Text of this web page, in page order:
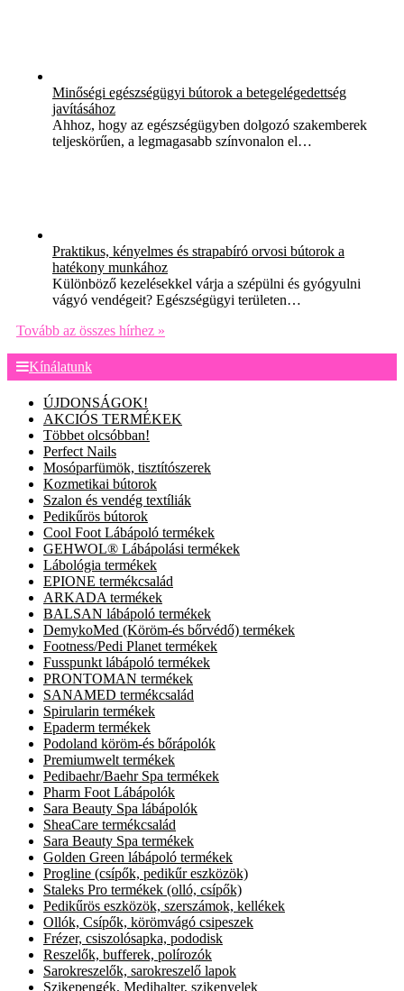
Minőségi egészségügyi bútorok a betegelégedettség
javításához
Ahhoz, hogy az egészségügyben dolgozó szakemberek
teljeskörűen, a legmagasabb színvonalon el…
Praktikus, kényelmes és strapabíró orvosi bútorok a
hatékony munkához
Különböző kezelésekkel várja a szépülni és gyógyulni
vágyó vendégeit? Egészségügyi területen…
Tovább az összes hírhez »
Kínálatunk
ÚJDONSÁGOK!
AKCIÓS TERMÉKEK
Többet olcsóbban!
Perfect Nails
Mosóparfümök, tisztítószerek
Kozmetikai bútorok
Szalon és vendég textíliák
Pedikűrös bútorok
Cool Foot Lábápoló termékek
GEHWOL® Lábápolási termékek
Lábológia termékek
EPIONE termékcsalád
ARKADA termékek
BALSAN lábápoló termékek
DemykoMed (Köröm-és bőrvédő) termékek
Footness/Pedi Planet termékek
Fusspunkt lábápoló termékek
PRONTOMAN termékek
SANAMED termékcsalád
Spirularin termékek
Epaderm termékek
Podoland köröm-és bőrápolók
Premiumwelt termékek
Pedibaehr/Baehr Spa termékek
Pharm Foot Lábápolók
Sara Beauty Spa lábápolók
SheaCare termékcsalád
Sara Beauty Spa termékek
Golden Green lábápoló termékek
Progline (csípők, pedikűr eszközök)
Staleks Pro termékek (olló, csípők)
Pedikűrös eszközök, szerszámok, kellékek
Ollók, Csípők, körömvágó csipeszek
Frézer, csiszolósapka, pododisk
Reszelők, bufferek, polírozók
Sarokreszelők, sarokreszelő lapok
Szikepengék, Medihalter, szikenyelek